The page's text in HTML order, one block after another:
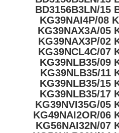
BD3156B3LN/15
KG39NAI4P/08
KG39NAX3A/05
KG39NAX3P/02
KG39NCL4C/07
KG39NLB35/09
KG39NLB35/11
KG39NLB35/15
KG39NLB35/17
KG39NVI35G/05
KG49NAI2OR/06
KG56NAI32N/07